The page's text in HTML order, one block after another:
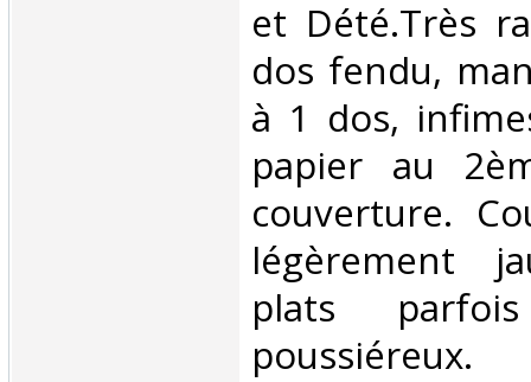
et Dété.Très
dos fendu,
à 1 dos,
papier au
couverture.
légèrement
plats
poussiéreux. ‎